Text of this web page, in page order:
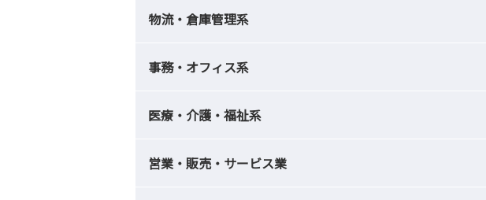
物流・倉庫管理系
事務・オフィス系
医療・介護・福祉系
営業・販売・サービス業